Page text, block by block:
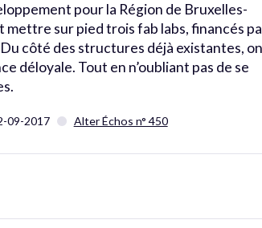
pour la Région de Bruxelles-
mettre sur pied trois fab labs, financés
côté des structures déjà existantes, on
déloyale. Tout en n’oubliant pas de se
09-2017 Alter Échos n° 450